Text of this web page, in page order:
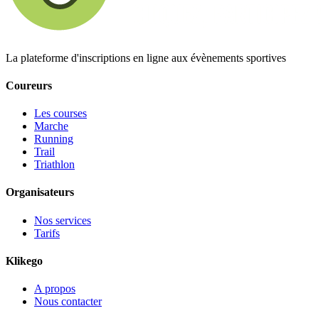
La plateforme d'inscriptions en ligne aux évènements sportives
Coureurs
Les courses
Marche
Running
Trail
Triathlon
Organisateurs
Nos services
Tarifs
Klikego
A propos
Nous contacter